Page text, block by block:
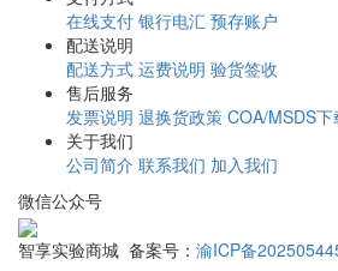
在线支付 银行电汇 预存账户
配送说明
配送方式 运费说明 验货签收
售后服务
发票说明 退换货政策 COA/MSDS下
关于我们
公司简介 联系我们 加入我们
微信公众号
智享实验商城 备案号： 渝ICP备